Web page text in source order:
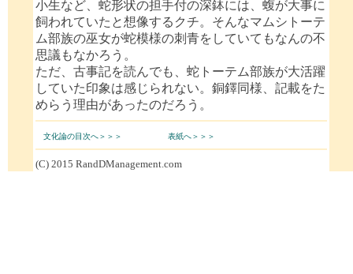
小生など、蛇形状の担手付の深鉢には、蝮が大事に
飼われていたと想像するクチ。そんなマムシトーテ
ム部族の巫女が蛇模様の刺青をしていてもなんの不
思議もなかろう。
ただ、古事記を読んでも、蛇トーテム部族が大活躍
していた印象は感じられない。銅鐸同様、記載をた
めらう理由があったのだろう。
文化論の目次へ＞＞＞ 表紙へ＞＞＞
(C) 2015 RandDManagement.com